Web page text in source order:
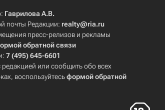
Гаврилова А.В.
почты Редакции: realty@ria.ru
пресс-релизов и рекламы
обратной связи
7 (495) 645-6601
редакцией или сообщить обо всех
воспользуйтесьформой обратной